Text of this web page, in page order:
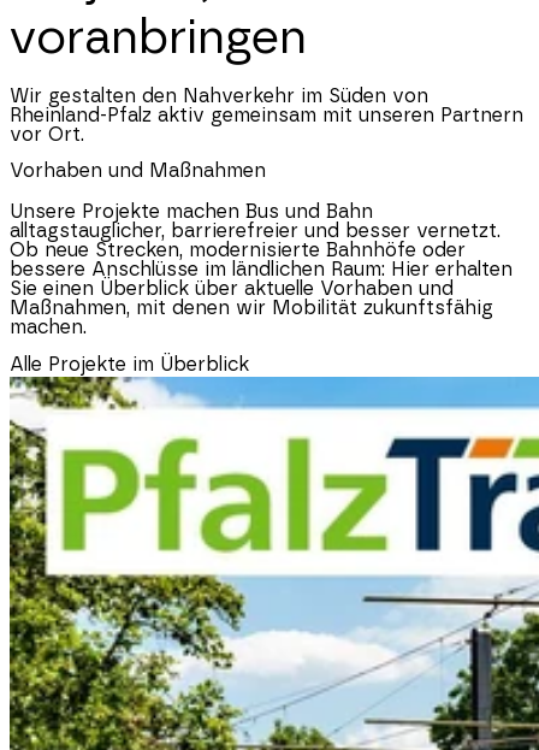
voranbringen
Wir gestalten den Nahverkehr im Süden von
Rheinland-Pfalz aktiv gemeinsam mit unseren Partnern
vor Ort.
Vorhaben und Maßnahmen
Unsere Projekte machen Bus und Bahn
alltagstauglicher, barrierefreier und besser vernetzt.
Ob neue Strecken, modernisierte Bahnhöfe oder
bessere Anschlüsse im ländlichen Raum: Hier erhalten
Sie einen Überblick über aktuelle Vorhaben und
Maßnahmen, mit denen wir Mobilität zukunftsfähig
machen.
Alle Projekte im Überblick